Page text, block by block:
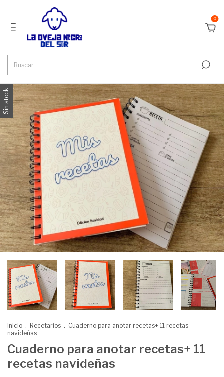
0
Sin stock
Inicio . Recetarios . Cuaderno para anotar recetas+ 11 recetas
navideñas
Cuaderno para anotar recetas+ 11
recetas navideñas